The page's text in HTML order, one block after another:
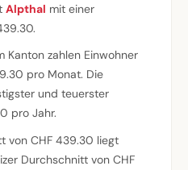
Alpthal mit einer
Kanton zahlen Einwohner
pro Monat. Die
und teuerster
pro Jahr.
von CHF 439.30 liegt
Durchschnitt von CHF